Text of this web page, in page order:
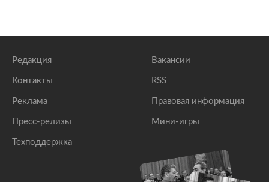
Редакция
Контакты
Реклама
Пресс-релизы
Техподдержка
Вакансии
RSS
Правовая информация
Мини-игры